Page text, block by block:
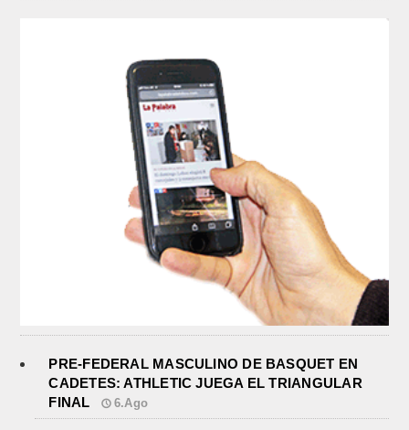
PRE-FEDERAL MASCULINO DE BASQUET EN
CADETES: ATHLETIC JUEGA EL TRIANGULAR
FINAL
6.Ago